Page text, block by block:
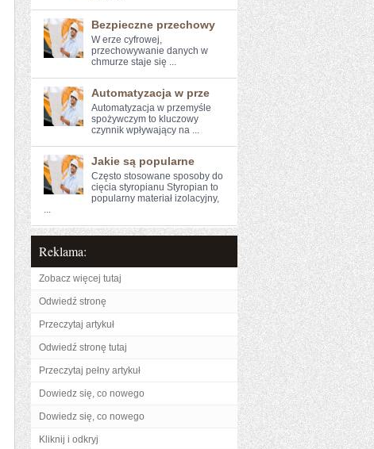
Bezpieczne przechowy
W erze cyfrowej,⁢
przechowywanie‍ danych w
chmurze staje się ...
Automatyzacja w prze
Automatyzacja w przemyśle
spożywczym to kluczowy⁤
czynnik wpływający na ...
Jakie są popularne
Często stosowane sposoby do
cięcia styropianu Styropian to
popularny materiał izolacyjny,
...
Reklama:
Zobacz więcej tutaj
Odwiedź stronę
Przeczytaj artykuł
Odwiedź stronę tutaj
Przeczytaj pełny artykuł
Dowiedz się, co nowego
Dowiedz się, co nowego
Kliknij i odkryj